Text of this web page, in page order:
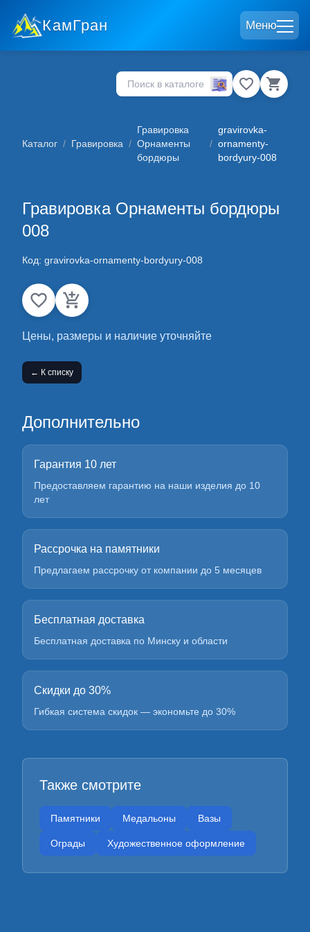
КамГран Меню
Каталог / Гравировка /
Гравировка
Орнаменты
бордюры
/
gravirovka-
ornamenty-
bordyury-008
Гравировка Орнаменты бордюры
008
Код: gravirovka-ornamenty-bordyury-008
Цены, размеры и наличие уточняйте
← К списку
Дополнительно
Гарантия 10 лет
Предоставляем гарантию на наши изделия до 10
лет
Рассрочка на памятники
Предлагаем рассрочку от компании до 5 месяцев
Бесплатная доставка
Бесплатная доставка по Минску и области
Скидки до 30%
Гибкая система скидок — экономьте до 30%
Также смотрите
Памятники Медальоны Вазы
Ограды Художественное оформление